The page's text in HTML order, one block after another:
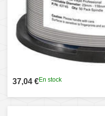
37,04 €En stock